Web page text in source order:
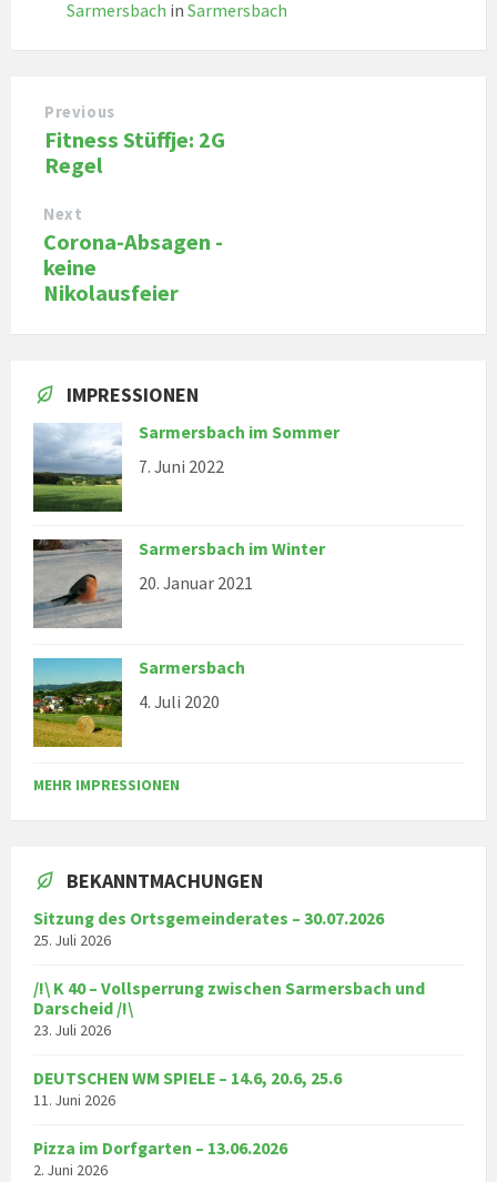
Sarmersbach in Sarmersbach
Previous
Fitness Stüffje: 2G
Regel
Next
Corona-Absagen -
keine
Nikolausfeier
IMPRESSIONEN
Sarmersbach im Sommer
7. Juni 2022
Sarmersbach im Winter
20. Januar 2021
Sarmersbach
4. Juli 2020
MEHR IMPRESSIONEN
BEKANNTMACHUNGEN
Sitzung des Ortsgemeinderates – 30.07.2026
25. Juli 2026
/!\ K 40 – Vollsperrung zwischen Sarmersbach und
Darscheid /!\
23. Juli 2026
DEUTSCHEN WM SPIELE – 14.6, 20.6, 25.6
11. Juni 2026
Pizza im Dorfgarten – 13.06.2026
2. Juni 2026